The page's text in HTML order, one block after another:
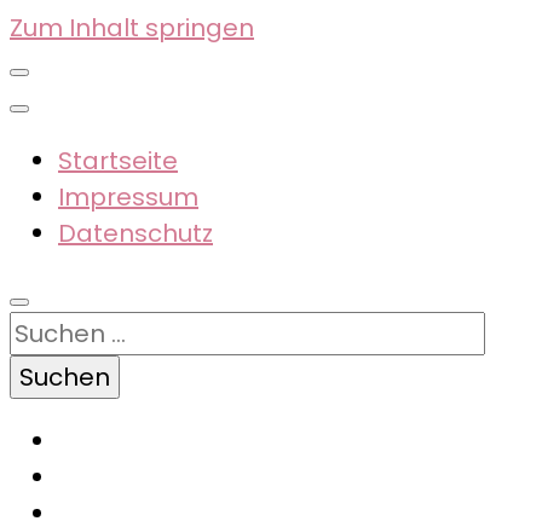
Zum Inhalt springen
Startseite
Impressum
Datenschutz
Suchen
nach: